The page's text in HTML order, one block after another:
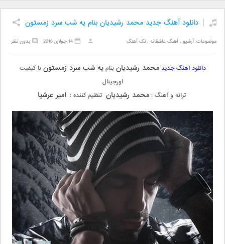
دانلود آهنگ جدید محمد رشیدیان بنام یه شب سرد زمستون
موضوعات:آرشیو ,آهنگ عاشقانه ,تک آهنگ بدون نظر 14 جولای 2016
دانلود آهنگ جدید محمد رشیدیانبنامیه شب سرد زمستونبا کیفیت
اورجینال
ترانه و آهنگ :محمد رشیدیان تنظیم کننده :امیر عرشیا